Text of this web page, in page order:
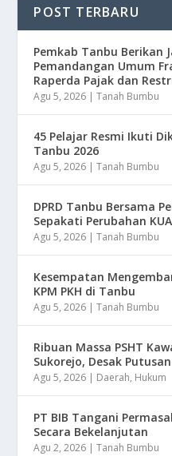
POST TERBARU
Pemkab Tanbu Berikan
Pemandangan Umum
Raperda Pajak dan
Agu 5, 2026 |Tanah Bumbu
45 Pelajar Resmi Ikuti
Tanbu 2026
Agu 5, 2026 |Tanah Bumbu
DPRD Tanbu Bersama
Sepakati Perubahan
Agu 5, 2026 |Tanah Bumbu
Kesempatan
KPM PKH di Tanbu
Agu 5, 2026 |Tanah Bumbu
Ribuan Massa PSHT
Sukorejo, Desak
Agu 5, 2026 | Daerah, Hukum
PT BIB Tangani
Secara Bekelanjutan
Agu 2, 2026 |Tanah Bumbu